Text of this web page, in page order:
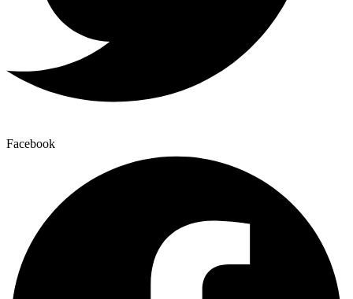
Facebook